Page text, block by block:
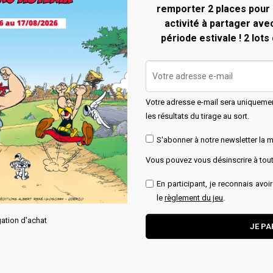
 Aperçu rapide
Astérix Les
- Obélix
de stock
Collections
€
indisponible.
Aperçu rapide
irréductibles -
Agecanonix
Hachette Collections
Prix
15,90 €
Ajouter au panier
d'achat
remporter 2 places
activité à partager
période estivale ! 2
Votre adresse e-mail sera
les résultats du tirage au sort.
S'abonner à notre newsletter la
Vous pouvez vous désinscrire à
En participant, je reconnais
le règlement du jeu.